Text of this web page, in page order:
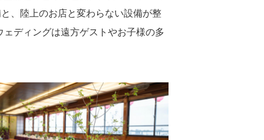
、陸上のお店と変わらない設備が整
ディングは遠方ゲストやお子様の多